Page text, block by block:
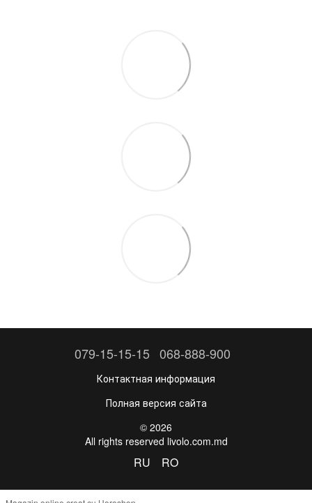
079-15-15-15 068-888-900
Контактная информация
Полная версия сайта
© 2026
All rights reserved livolo.com.md
RU RO